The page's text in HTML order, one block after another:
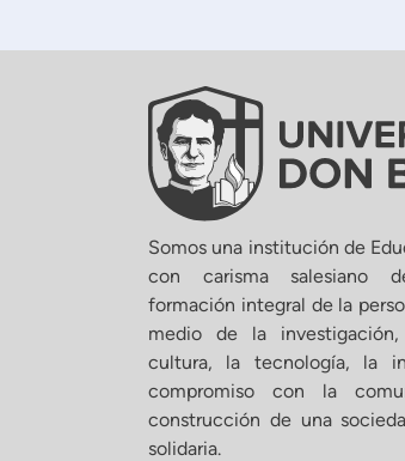
Somos una institución de
con carisma salesiano
formación integral de la
medio de la
cultura, la tecnología, la
compromiso con la
construcción de una
solidaria.